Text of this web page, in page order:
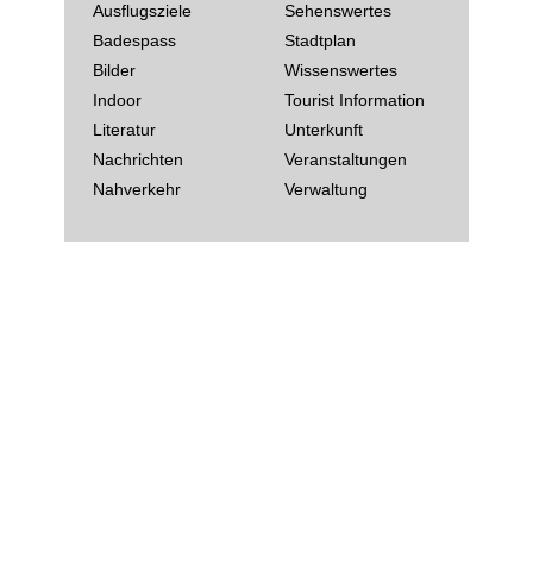
Ausflugsziele
Badespass
Bilder
Indoor
Literatur
Nachrichten
Nahverkehr
Sehenswertes
Stadtplan
Wissenswertes
Tourist Information
Unterkunft
Veranstaltungen
Verwaltung